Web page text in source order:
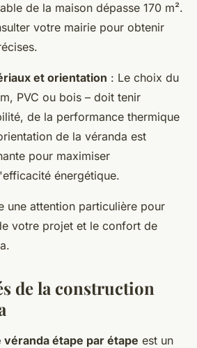
de la maison dépasse 170 m².
votre mairie pour obtenir
et orientation : Le choix du
PVC ou bois – doit tenir
de la performance thermique
de la véranda est
pour maximiser
énergétique.
une attention particulière pour
votre projet et le confort de
de la construction
étape par étape est un